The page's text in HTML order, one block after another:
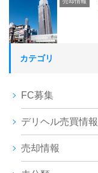
カテゴリ
FC募集
デリヘル売買情報
売却情報